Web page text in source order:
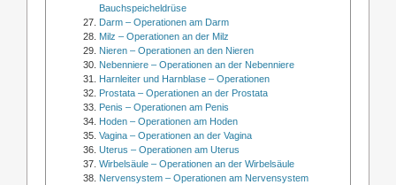
Bauchspeicheldrüse
Darm – Operationen am Darm
Milz – Operationen an der Milz
Nieren – Operationen an den Nieren
Nebenniere – Operationen an der Nebenniere
Harnleiter und Harnblase – Operationen
Prostata – Operationen an der Prostata
Penis – Operationen am Penis
Hoden – Operationen am Hoden
Vagina – Operationen an der Vagina
Uterus – Operationen am Uterus
Wirbelsäule – Operationen an der Wirbelsäule
Nervensystem – Operationen am Nervensystem